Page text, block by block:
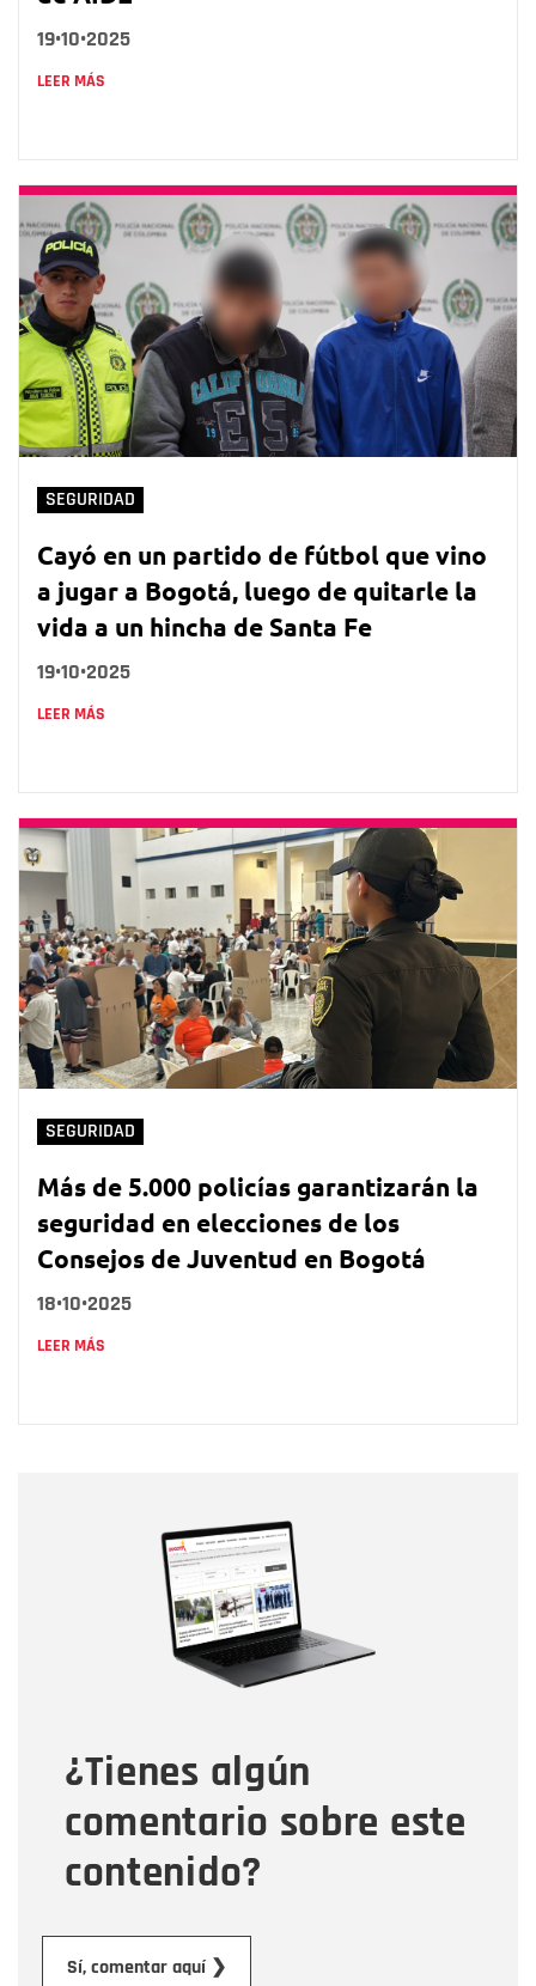
19•10•2025
LEER MÁS
SEGURIDAD
Cayó en un partido de fútbol que vino
a jugar a Bogotá, luego de quitarle la
vida a un hincha de Santa Fe
19•10•2025
LEER MÁS
SEGURIDAD
Más de 5.000 policías garantizarán la
seguridad en elecciones de los
Consejos de Juventud en Bogotá
18•10•2025
LEER MÁS
¿Tienes algún
comentario sobre este
contenido?
Sí, comentar aquí ❯
Correo electrónico
Tipo de comentario
Mensaje